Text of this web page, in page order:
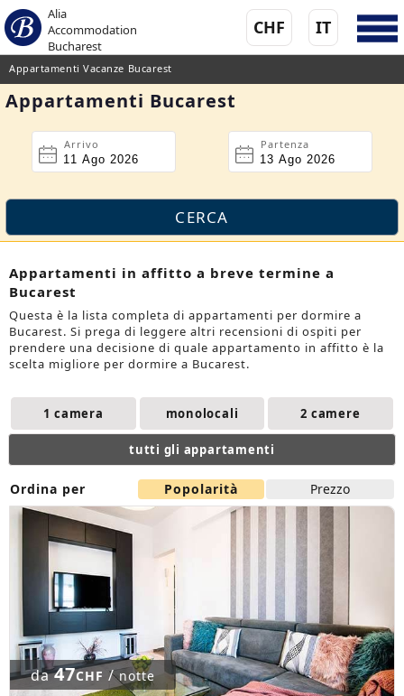
Alia
Accommodation
Bucharest
IT
CHF
Appartamenti Vacanze Bucarest
Appartamenti Bucarest
Arrivo Partenza
Appartamenti in affitto a breve termine a
Bucarest
Questa è la lista completa di appartamenti per dormire a
Bucarest. Si prega di leggere altri recensioni di ospiti per
prendere una decisione di quale appartamento in affitto è la
scelta migliore per dormire a Bucarest.
1 camera monolocali 2 camere
tutti gli appartamenti
Ordina per Popolarità Prezzo
da47CHF /notte